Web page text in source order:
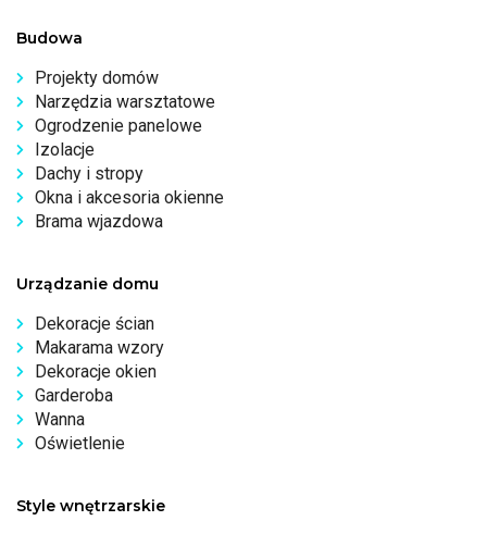
Budowa
Projekty domów
Narzędzia warsztatowe
Ogrodzenie panelowe
Izolacje
Dachy i stropy
Okna i akcesoria okienne
Brama wjazdowa
Urządzanie domu
Dekoracje ścian
Makarama wzory
Dekoracje okien
Garderoba
Wanna
Oświetlenie
Style wnętrzarskie